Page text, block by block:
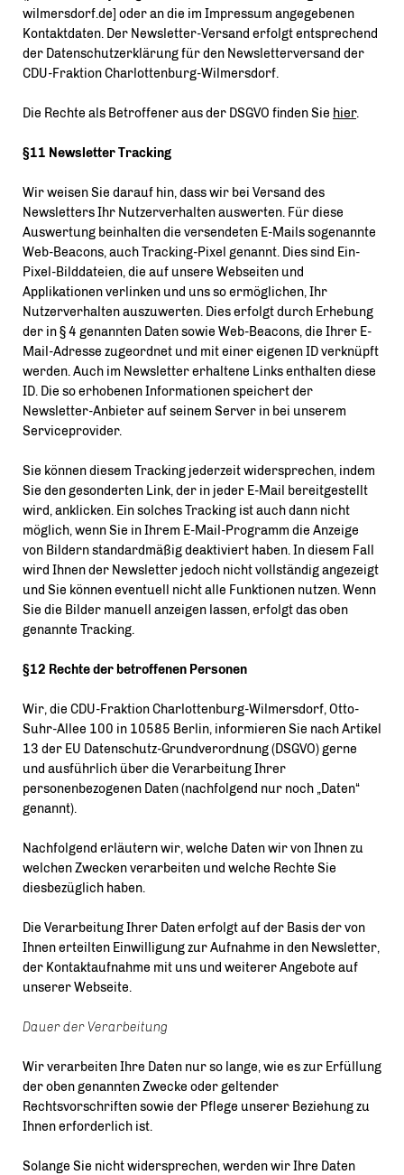
wilmersdorf.de] oder an die im Impressum angegebenen
Kontaktdaten. Der Newsletter-Versand erfolgt entsprechend
der Datenschutzerklärung für den Newsletterversand der
CDU-Fraktion Charlottenburg-Wilmersdorf.
Die Rechte als Betroffener aus der DSGVO finden Sie hier.
§11 Newsletter Tracking
Wir weisen Sie darauf hin, dass wir bei Versand des
Newsletters Ihr Nutzerverhalten auswerten. Für diese
Auswertung beinhalten die versendeten E-Mails sogenannte
Web-Beacons, auch Tracking-Pixel genannt. Dies sind Ein-
Pixel-Bilddateien, die auf unsere Webseiten und
Applikationen verlinken und uns so ermöglichen, Ihr
Nutzerverhalten auszuwerten. Dies erfolgt durch Erhebung
der in § 4 genannten Daten sowie Web-Beacons, die Ihrer E-
Mail-Adresse zugeordnet und mit einer eigenen ID verknüpft
werden. Auch im Newsletter erhaltene Links enthalten diese
ID. Die so erhobenen Informationen speichert der
Newsletter-Anbieter auf seinem Server in bei unserem
Serviceprovider.
Sie können diesem Tracking jederzeit widersprechen, indem
Sie den gesonderten Link, der in jeder E-Mail bereitgestellt
wird, anklicken. Ein solches Tracking ist auch dann nicht
möglich, wenn Sie in Ihrem E-Mail-Programm die Anzeige
von Bildern standardmäßig deaktiviert haben. In diesem Fall
wird Ihnen der Newsletter jedoch nicht vollständig angezeigt
und Sie können eventuell nicht alle Funktionen nutzen. Wenn
Sie die Bilder manuell anzeigen lassen, erfolgt das oben
genannte Tracking.
§12 Rechte der betroffenen Personen
Wir, die CDU-Fraktion Charlottenburg-Wilmersdorf, Otto-
Suhr-Allee 100 in 10585 Berlin, informieren Sie nach Artikel
13 der EU Datenschutz-Grundverordnung (DSGVO) gerne
und ausführlich über die Verarbeitung Ihrer
personenbezogenen Daten (nachfolgend nur noch „Daten“
genannt).
Nachfolgend erläutern wir, welche Daten wir von Ihnen zu
welchen Zwecken verarbeiten und welche Rechte Sie
diesbezüglich haben.
Die Verarbeitung Ihrer Daten erfolgt auf der Basis der von
Ihnen erteilten Einwilligung zur Aufnahme in den Newsletter,
der Kontaktaufnahme mit uns und weiterer Angebote auf
unserer Webseite.
Dauer der Verarbeitung
Wir verarbeiten Ihre Daten nur so lange, wie es zur Erfüllung
der oben genannten Zwecke oder geltender
Rechtsvorschriften sowie der Pflege unserer Beziehung zu
Ihnen erforderlich ist.
Solange Sie nicht widersprechen, werden wir Ihre Daten